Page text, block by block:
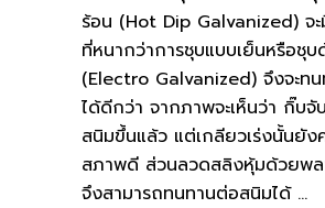
ร้อน (Hot Dip Galvanized) จ
ที่หนากว่าการชุบแบบเย็นหรือชุ
(Electro Galvanized) จึงจะท
ได้ดีกว่า จากภาพจะเห็นว่า กิ๊บ
สนิมขึ้นแล้ว แต่เกลียวเร่งนั้นยัง
สภาพดี ส่วนลวดสลิงหุ้มด้วยพ
จึงสามารถทนทานต่อสนิมได้